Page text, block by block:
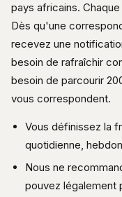
pays africains.
Dès qu'une
recevez une
besoin de rafraîchir
besoin de parcourir
vous correspondent.
Vous définissez la
quotidienne,
Nous ne
pouvez légalement